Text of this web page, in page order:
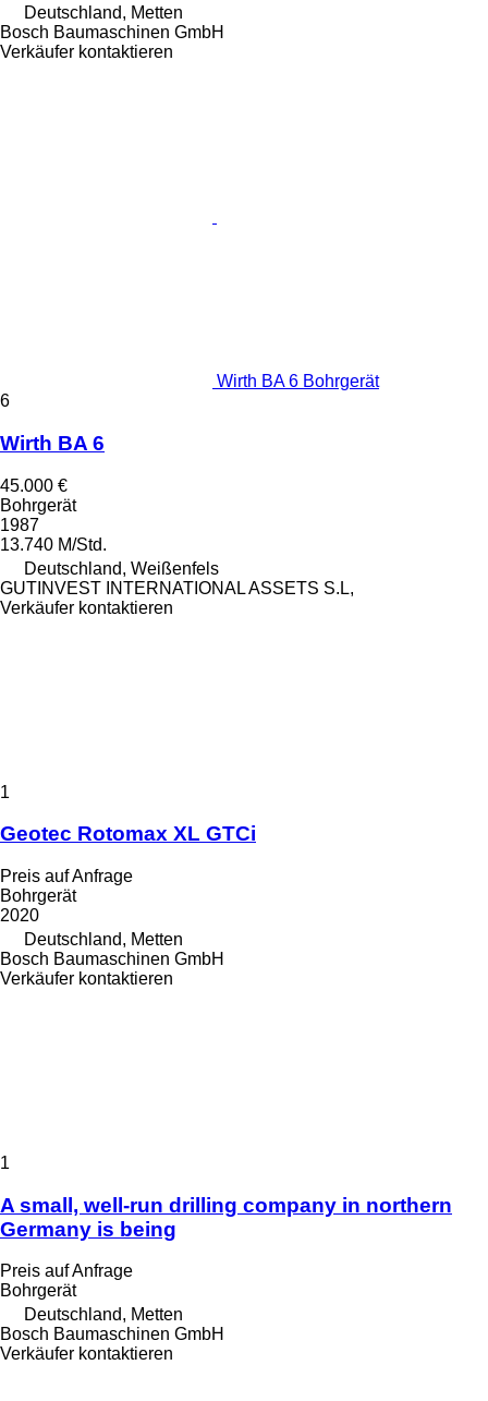
Deutschland, Metten
Bosch Baumaschinen GmbH
Verkäufer kontaktieren
Wirth BA 6 Bohrgerät
6
Wirth BA 6
45.000 €
Bohrgerät
1987
13.740 M/Std.
Deutschland, Weißenfels
GUTINVEST INTERNATIONAL ASSETS S.L,
Verkäufer kontaktieren
1
Geotec Rotomax XL GTCi
Preis auf Anfrage
Bohrgerät
2020
Deutschland, Metten
Bosch Baumaschinen GmbH
Verkäufer kontaktieren
1
A small, well-run drilling company in northern
Germany is being
Preis auf Anfrage
Bohrgerät
Deutschland, Metten
Bosch Baumaschinen GmbH
Verkäufer kontaktieren